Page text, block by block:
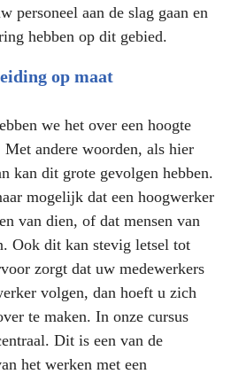
personeel aan de slag gaan en
hebben op dit gebied.
op maat
we het over een hoogte
andere woorden, als hier
kan dit grote gevolgen hebben.
mogelijk dat een hoogwerker
van dien, of dat mensen van
Ook dit kan stevig letsel tot
zorgt dat uw medewerkers
volgen, dan hoeft u zich
te maken. In onze cursus
Dit is een van de
het werken met een